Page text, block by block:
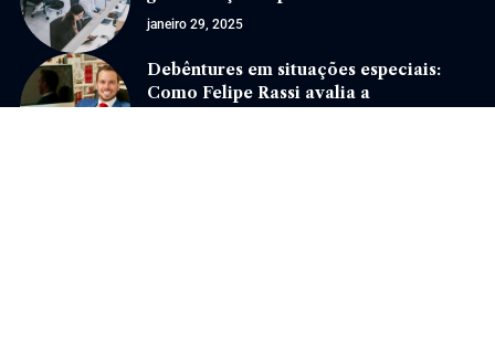
janeiro 29, 2025
Debêntures em situações especiais:
Como Felipe Rassi avalia a